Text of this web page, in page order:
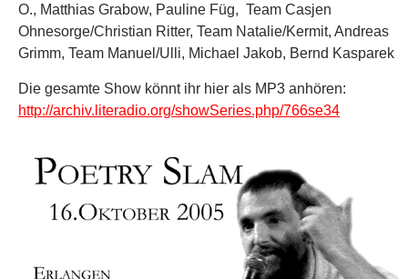
O., Matthias Grabow, Pauline Füg, Team Casjen
Ohnesorge/Christian Ritter, Team Natalie/Kermit, Andreas
Grimm, Team Manuel/Ulli, Michael Jakob, Bernd Kasparek
Die gesamte Show könnt ihr hier als MP3 anhören:
http://archiv.literadio.org/showSeries.php/766se34